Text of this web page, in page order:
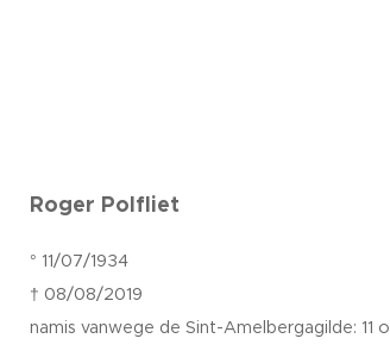
Roger Polfliet
° 11/07/1934
† 08/08/2019
namis vanwege de Sint-Amelbergagilde: